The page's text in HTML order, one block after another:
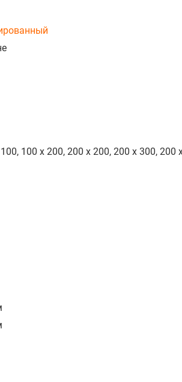
100 x 200, 200 x 200, 200 x 300, 200